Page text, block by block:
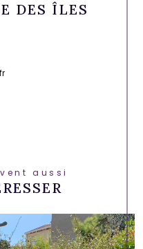
DES ÎLES
aussi